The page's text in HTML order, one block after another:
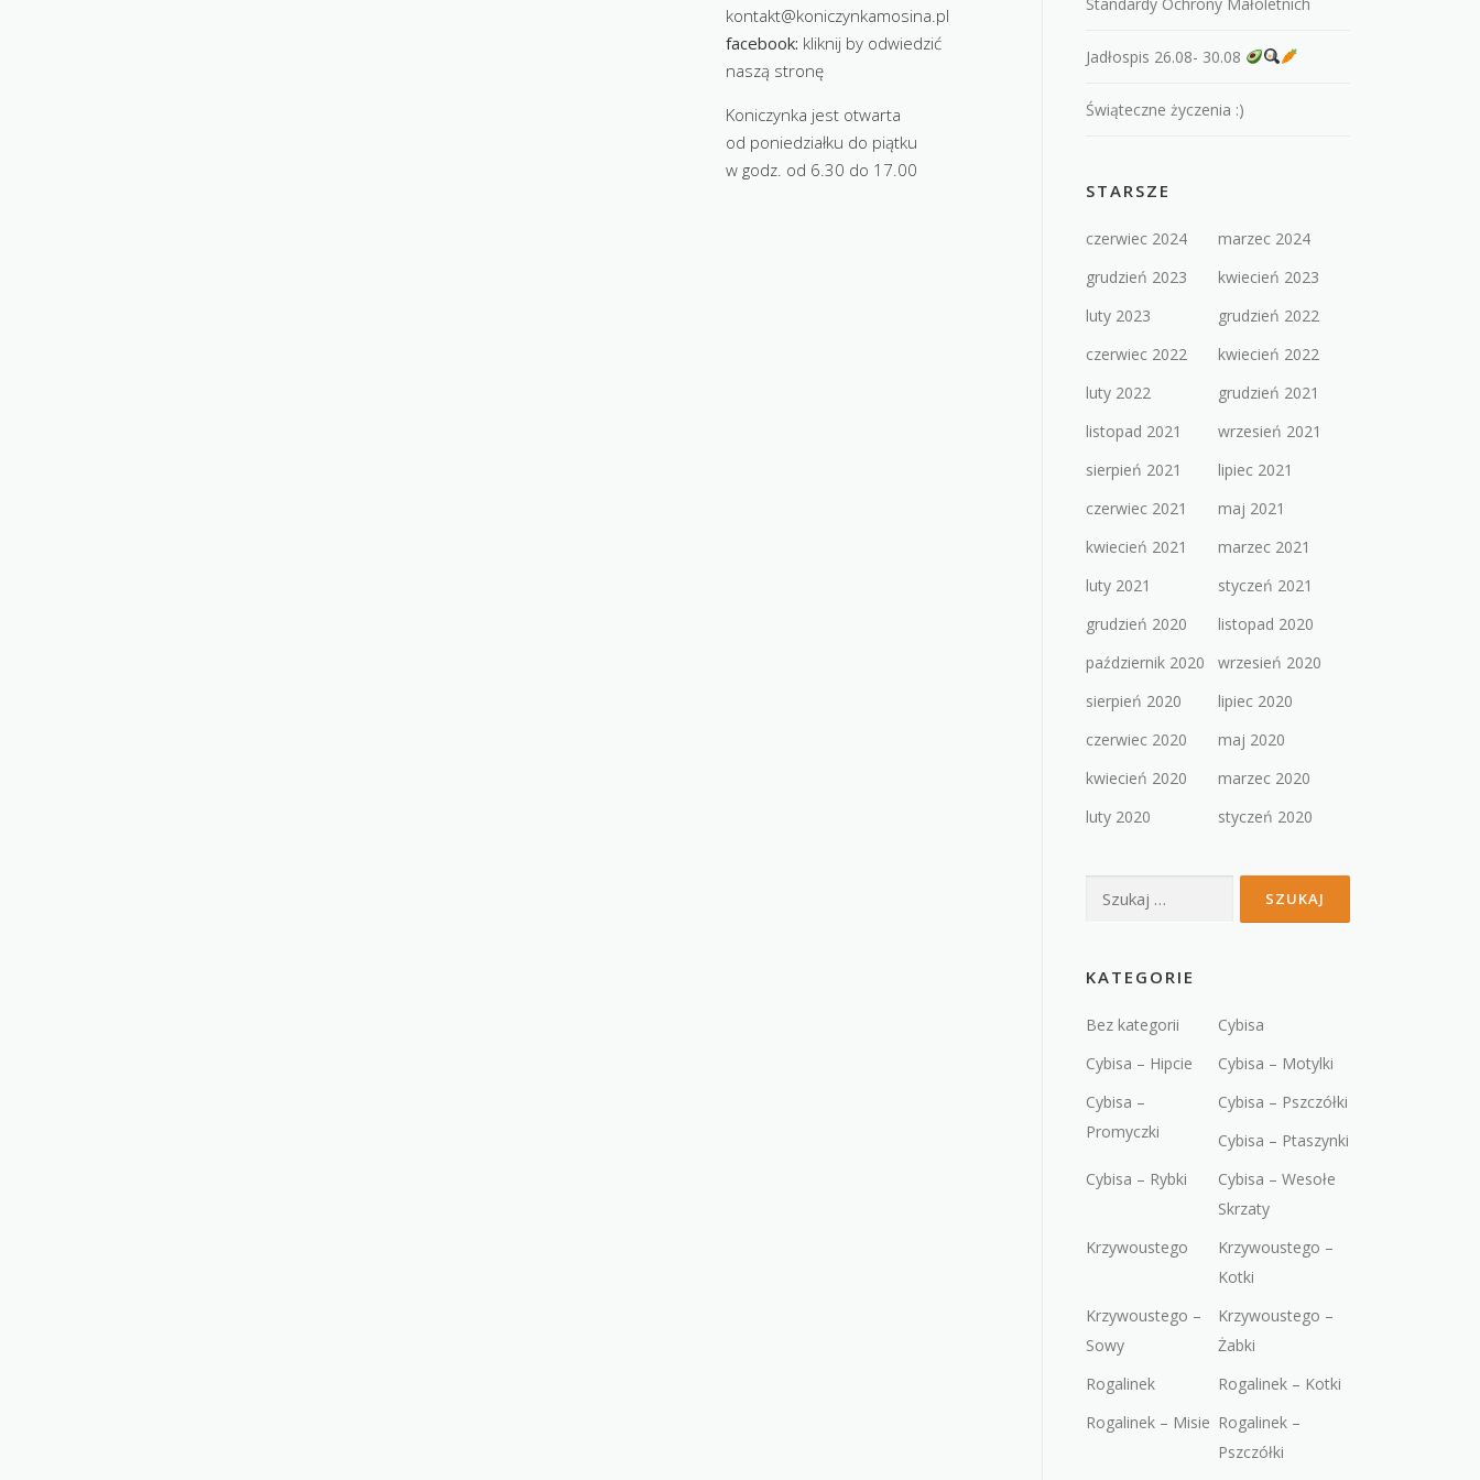
kontakt@koniczynkamosina.pl
facebook: kliknij by odwiedzić
naszą stronę
Koniczynka jest otwarta
od poniedziałku do piątku
w godz. od 6.30 do 17.00
Jadłospis 26.08- 30.08
Świąteczne życzenia :)
STARSZE
czerwiec 2024
marzec 2024
grudzień 2023
kwiecień 2023
luty 2023
grudzień 2022
czerwiec 2022
kwiecień 2022
luty 2022
grudzień 2021
listopad 2021
wrzesień 2021
sierpień 2021
lipiec 2021
czerwiec 2021
maj 2021
kwiecień 2021
marzec 2021
luty 2021
styczeń 2021
grudzień 2020
listopad 2020
październik 2020
wrzesień 2020
sierpień 2020
lipiec 2020
czerwiec 2020
maj 2020
kwiecień 2020
marzec 2020
luty 2020
styczeń 2020
Szukaj:
KATEGORIE
Bez kategorii
Cybisa
Cybisa – Hipcie
Cybisa – Motylki
Cybisa –
Promyczki
Cybisa – Pszczółki
Cybisa – Ptaszynki
Cybisa – Rybki
Cybisa – Wesołe
Skrzaty
Krzywoustego
Krzywoustego –
Kotki
Krzywoustego –
Sowy
Krzywoustego –
Żabki
Rogalinek
Rogalinek – Kotki
Rogalinek – Misie Rogalinek –
Pszczółki